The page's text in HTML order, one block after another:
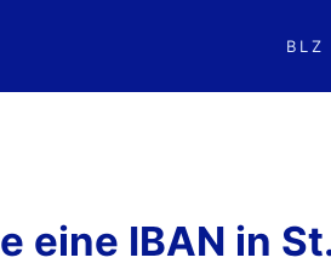
BLZ
eine IBAN in